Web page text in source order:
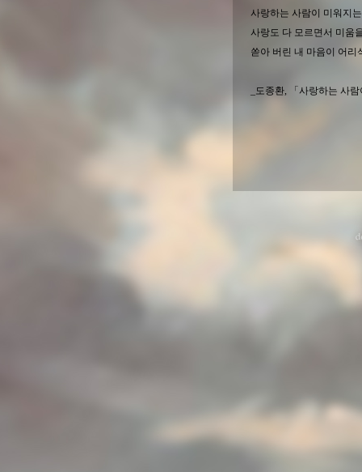
사랑하는 사람이 미워지
사랑도 다 모르면서 미움
쏟아 버린 내 마음이 어리
_도종환, 「사랑하는 사